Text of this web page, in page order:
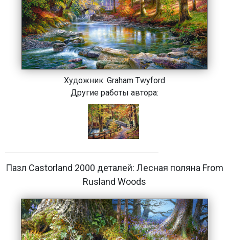
Художник: Graham Twyford
Другие работы автора:
Пазл Castorland 2000 деталей: Лесная поляна From
Rusland Woods